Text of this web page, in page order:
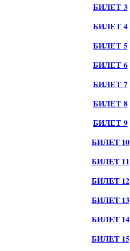
БИЛЕТ 3
БИЛЕТ 4
БИЛЕТ 5
БИЛЕТ 6
БИЛЕТ 7
БИЛЕТ 8
БИЛЕТ 9
БИЛЕТ 10
БИЛЕТ 11
БИЛЕТ 12
БИЛЕТ 13
БИЛЕТ 14
БИЛЕТ 15